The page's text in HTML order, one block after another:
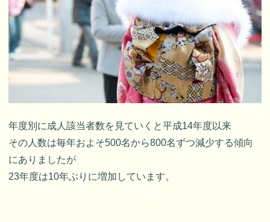
年度別に成人該当者数を見ていくと平成14年度以来
その人数は毎年およそ500名から800名ずつ減少する傾向
にありましたが
23年度は10年ぶりに増加しています。